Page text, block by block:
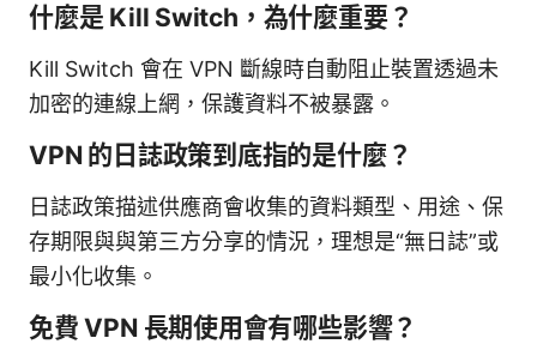
什麼是 Kill Switch，為什麼重要？
Kill Switch 會在 VPN 斷線時自動阻止裝置透過未
加密的連線上網，保護資料不被暴露。
VPN 的日誌政策到底指的是什麼？
日誌政策描述供應商會收集的資料類型、用途、保
存期限與與第三方分享的情況，理想是“無日誌”或
最小化收集。
免費 VPN 長期使用會有哪些影響？